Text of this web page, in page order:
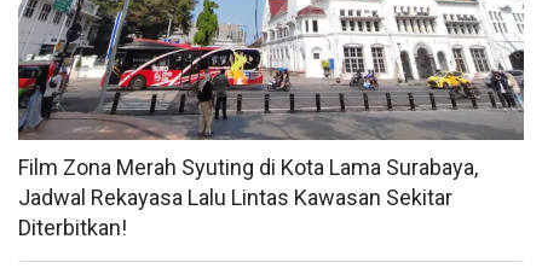
Film Zona Merah Syuting di Kota Lama Surabaya,
Jadwal Rekayasa Lalu Lintas Kawasan Sekitar
Diterbitkan!